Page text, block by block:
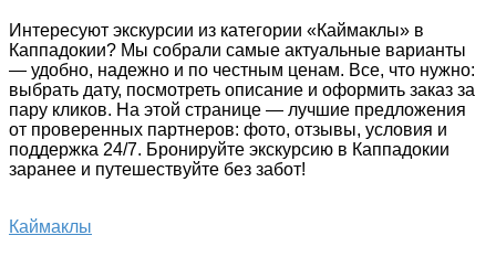
Интересуют экскурсии из категории «Каймаклы» в
Каппадокии? Мы собрали самые актуальные варианты
— удобно, надежно и по честным ценам. Все, что нужно:
выбрать дату, посмотреть описание и оформить заказ за
пару кликов. На этой странице — лучшие предложения
от проверенных партнеров: фото, отзывы, условия и
поддержка 24/7. Бронируйте экскурсию в Каппадокии
заранее и путешествуйте без забот!
Каймаклы